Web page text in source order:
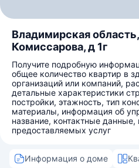
Владимирская
Комиссарова, д 1г
Получите подробную
общее количество квартир в
организаций или компаний,
детальные характеристики
постройки, этажность, тип
материалы, информация об
название, контактные данные,
предоставляемых услуг
Информация о доме